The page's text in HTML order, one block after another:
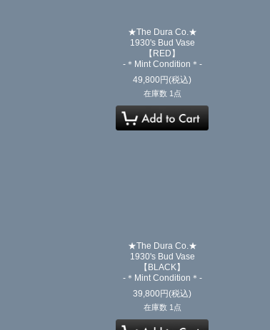
★The Dura Co.★
1930's Bud Vase
【RED】
-＊Mint Condition＊-
49,800円(税込)
在庫数 1点
★The Dura Co.★
1930's Bud Vase
【BLACK】
-＊Mint Condition＊-
39,800円(税込)
在庫数 1点